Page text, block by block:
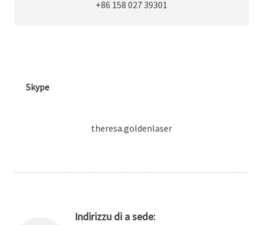
+86 158 027 39301
Skype
theresa.goldenlaser
Indirizzu di a sede: